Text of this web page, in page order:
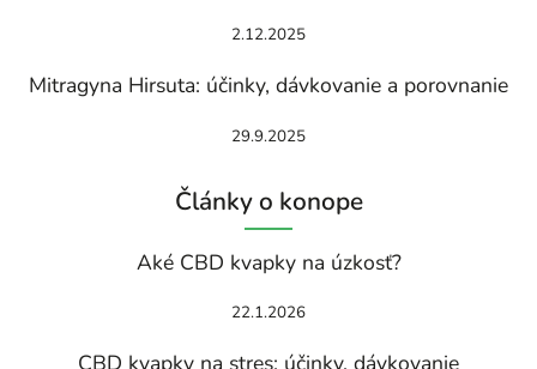
2.12.2025
Mitragyna Hirsuta: účinky, dávkovanie a porovnanie
29.9.2025
Články o konope
Aké CBD kvapky na úzkosť?
22.1.2026